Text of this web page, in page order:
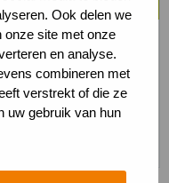
Ook delen we
onze site met onze
en analyse.
combineren met
verstrekt of die ze
uw gebruik van hun
van het